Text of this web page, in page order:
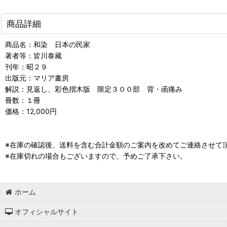
商品詳細
商品名：和染 日本の民家
著者等：皆川泰藏
刊年：昭２９
出版元：マリア畫房
解説：見返し、彩色摺木版 限定３００部 背・函痛み
冊数：１冊
価格：12,000円
※在庫の確認後、送料を含む合計金額のご案内を改めてご連絡させて
※在庫切れの場合もございますので、予めご了承下さい。
ホーム
オフィシャルサイト